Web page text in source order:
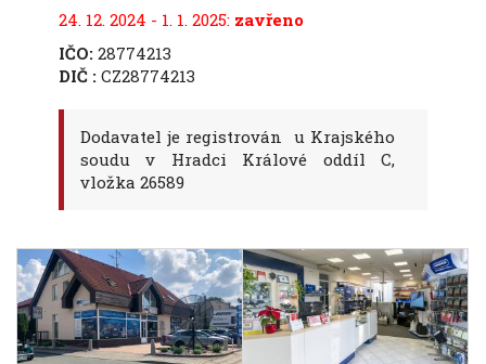
24. 12. 2024 - 1. 1. 2025: zavřeno
IČO: 28774213
DIČ : CZ28774213
Dodavatel je registrován u Krajského
soudu v Hradci Králové oddíl C,
vložka 26589